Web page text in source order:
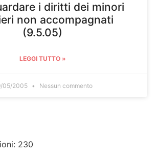
i diritti dei minori
non accompagnati
(9.5.05)
LEGGI TUTTO »
05/2005 Nessun commento
230